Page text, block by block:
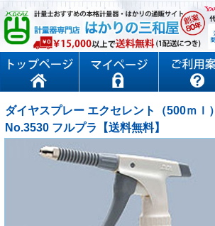
ダイヤスプレー エクセレント（500ｍｌ
No.3530 フルプラ【送料無料】